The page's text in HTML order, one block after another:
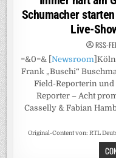
Schumacher
Live-
RSS-
=&0=& [Newsroom]Köln
Frank „Buschi“
Field-Reporterin und
Reporter – Acht
Casselly & Fabian
Original-Content von: RTL